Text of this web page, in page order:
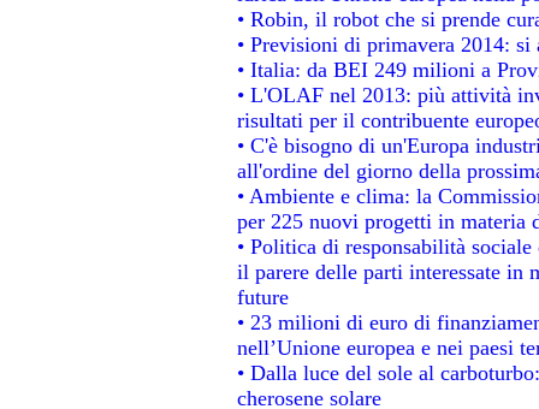
• Robin, il robot che si prende
• Previsioni di primavera 2014: si
• Italia: da BEI 249 milioni a
• L'OLAF nel 2013: più attività
risultati per il contribuente
• C'è bisogno di un'Europa
all'ordine del giorno della
• Ambiente e clima: la
per 225 nuovi progetti in materia
• Politica di responsabilità
il parere delle parti interessate in
future
• 23 milioni di euro di
nell’Unione europea e nei paesi
• Dalla luce del sole al
cherosene solare